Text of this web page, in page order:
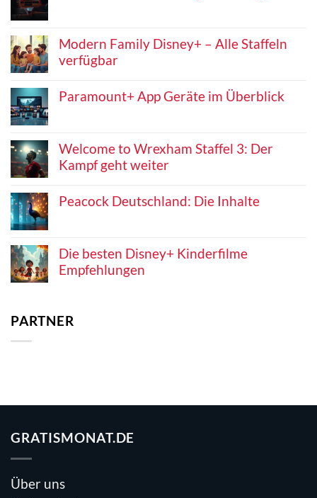
Modern Family Disney+ – Alle Staffeln
verfügbar
Paramount+ App Geräte im Überblick
Welcome to Wrexham Staffel 3: Der
Kampf geht weiter
Peacock Deutschland: Die Inhalte
Die besten Disney+ Kinderfilme
Empfehlungen
PARTNER
GRATISMONAT.DE
Über uns